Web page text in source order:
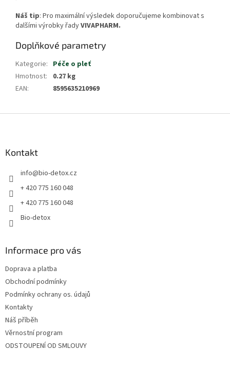
Náš tip: Pro maximální výsledek doporučujeme kombinovat s
dalšími výrobky řadyVIVAPHARM.
Doplňkové parametry
Kategorie: Péče o pleť
Hmotnost:
0.27 kg
EAN: 8595635210969
Kontakt
info@bio-detox.cz
+ 420 775 160 048
+ 420 775 160 048
Bio-detox
Informace pro vás
Doprava a platba
Obchodní podmínky
Podmínky ochrany os. údajů
Kontakty
Náš příběh
Věrnostní program
ODSTOUPENÍ OD SMLOUVY